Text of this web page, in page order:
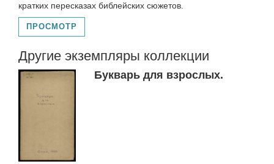
кратких пересказах библейских сюжетов.
ПРОСМОТР
Другие экземпляры коллекции
Букварь для взрослых.